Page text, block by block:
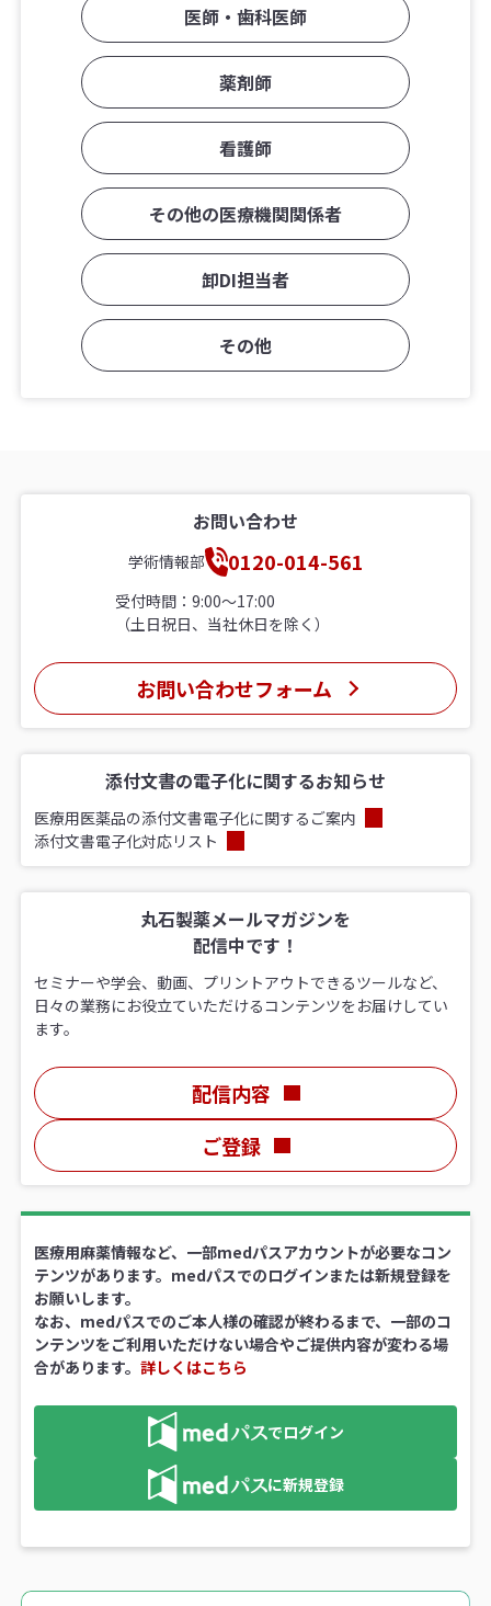
医師・歯科医師
薬剤師
看護師
その他の医療機関関係者
卸DI担当者
その他
お問い合わせ
学術情報部 0120-014-561
受付時間：9:00〜17:00
（土日祝日、当社休日を除く）
お問い合わせフォーム
添付文書の電子化に関するお知らせ
医療用医薬品の添付文書電子化に関するご案内
添付文書電子化対応リスト
丸石製薬メールマガジンを
配信中です！
セミナーや学会、動画、プリントアウトできるツールなど、
日々の業務にお役立ていただけるコンテンツをお届けしてい
ます。
配信内容
ご登録
医療用麻薬情報など、一部medパスアカウントが必要なコン
テンツがあります。medパスでのログインまたは新規登録を
お願いします。
なお、medパスでのご本人様の確認が終わるまで、一部のコ
ンテンツをご利用いただけない場合やご提供内容が変わる場
合があります。詳しくはこちら
でログイン
に新規登録